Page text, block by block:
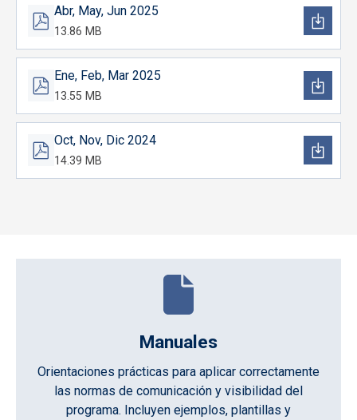
Abr, May, Jun 2025
13.86 MB
Ene, Feb, Mar 2025
13.55 MB
Oct, Nov, Dic 2024
14.39 MB
Manuales
Orientaciones prácticas para aplicar correctamente
las normas de comunicación y visibilidad del
programa. Incluyen ejemplos, plantillas y